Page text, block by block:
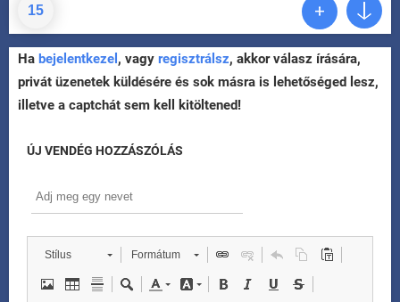
15
Ha bejelentkezel , vagy regisztrálsz, akkor válasz írására,
privát üzenetek küldésére és sok másra is lehetőséged lesz,
illetve a captchát sem kell kitöltened!
ÚJ VENDÉG HOZZÁSZÓLÁS
Stílus Formátum